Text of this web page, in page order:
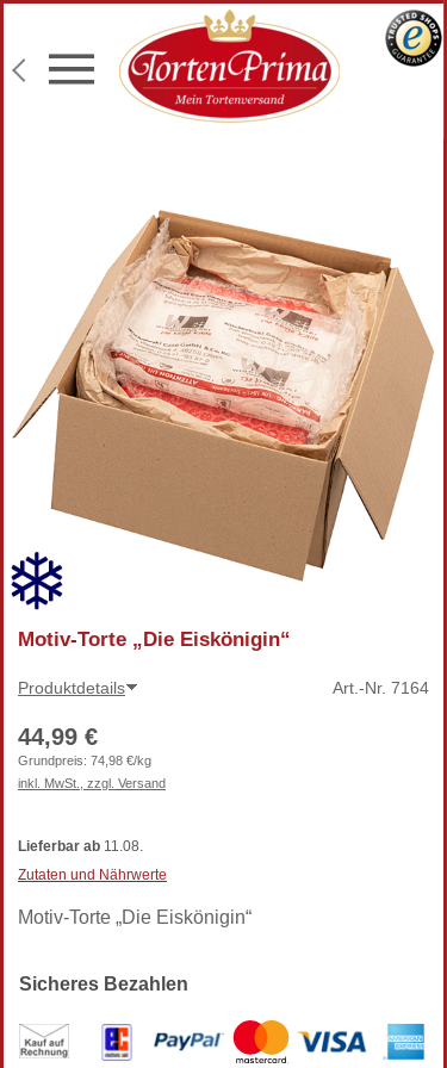
Konditor-Qualität
Torten mit Wunschtext
Lieferung an Wunschadresse
Motiv-Torte „Die Eiskönigin“
Produktdetails Art.-Nr. 7164
44,99 €
Grundpreis: 74,98 €/kg
inkl. MwSt., zzgl. Versand
Lieferbar ab 11.08.
Zutaten und Nährwerte
Motiv-Torte „Die Eiskönigin“
Sicheres Bezahlen